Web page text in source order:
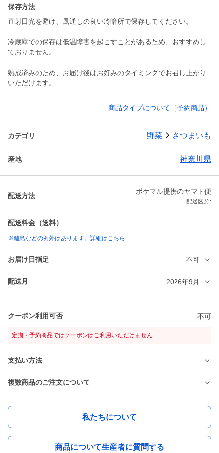
保存方法
直射日光を避け、風通しの良い冷暗所で保存してください。
冷蔵庫での保存は低温障害を起こすことがあるため、おすすめし
ておりません。
熟成済みのため、お届け後はお好みのタイミングでお召し上がり
商品タイプについて（予約商品）
カテゴリ 野菜 さつまいも
産地 神奈川県
配送方法
ポケマル提携のヤマト便
配送区分:
配送料金（送料）
※離島などの例外はあります。詳細はこちら
お届け日指定 不可
配送月 2026年9月
クーポン利用可否 不可
定期・予約商品ではクーポンはご利用いただけません
支払い方法
複数商品のご注文について
私たちについて
商品について生産者に質問する